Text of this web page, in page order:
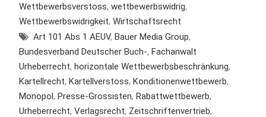
Wettbewerbsverstoss, wettbewerbswidrig,
Wettbewerbswidrigkeit, Wirtschaftsrecht
Art 101 Abs 1 AEUV, Bauer Media Group,
Bundesverband Deutscher Buch-, Fachanwalt
Urheberrecht, horizontale Wettbewerbsbeschränkung,
Kartellrecht, Kartellverstoss, Konditionenwettbewerb,
Monopol, Presse-Grossisten, Rabattwettbewerb,
Urheberrecht, Verlagsrecht, Zeitschriftenvertrieb,